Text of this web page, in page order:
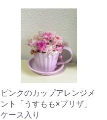
ピンクのカップアレンジメ
ント「うすもも×プリザ」
ケース入り